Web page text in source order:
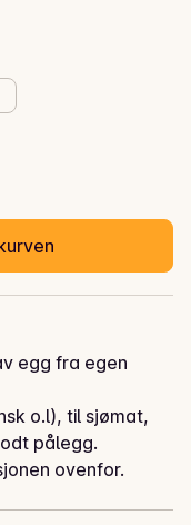
egg fra egen
o.l), til sjømat,
pålegg.
ovenfor.